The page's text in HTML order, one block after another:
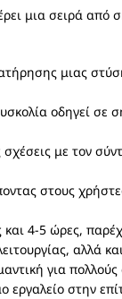
μια σειρά από
μιας
οδηγεί
με τον
στους
και 4-5 ώρες,
αλλά
για
εργαλείο στην